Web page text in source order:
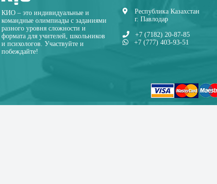
КИО – это индивидуальные и
командные олимпиады с заданиями
разного уровня сложности и
формата для учителей, школьников
и психологов. Участвуйте и
побеждайте!
Республика Казахстан
г. Павлодар
+7 (7182) 20-87-85
+7 (777) 403-93-51